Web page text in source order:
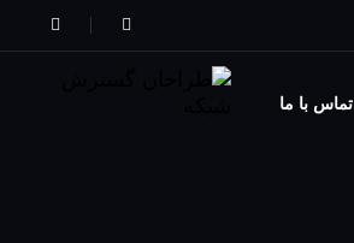
تماس با ما